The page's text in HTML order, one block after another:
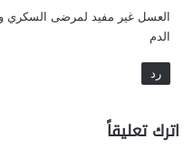
ل
العسل غير مفيد لمرضى
الدم
رد
اترك تعليقاً